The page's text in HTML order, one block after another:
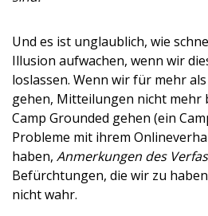
Und es ist unglaublich, wie
Illusion aufwachen, wenn wir
loslassen. Wenn wir für mehr
gehen, Mitteilungen nicht mehr
Camp Grounded gehen (ein
Probleme mit ihrem
haben, Anmerkungen des
Befürchtungen, die wir zu
nicht wahr.